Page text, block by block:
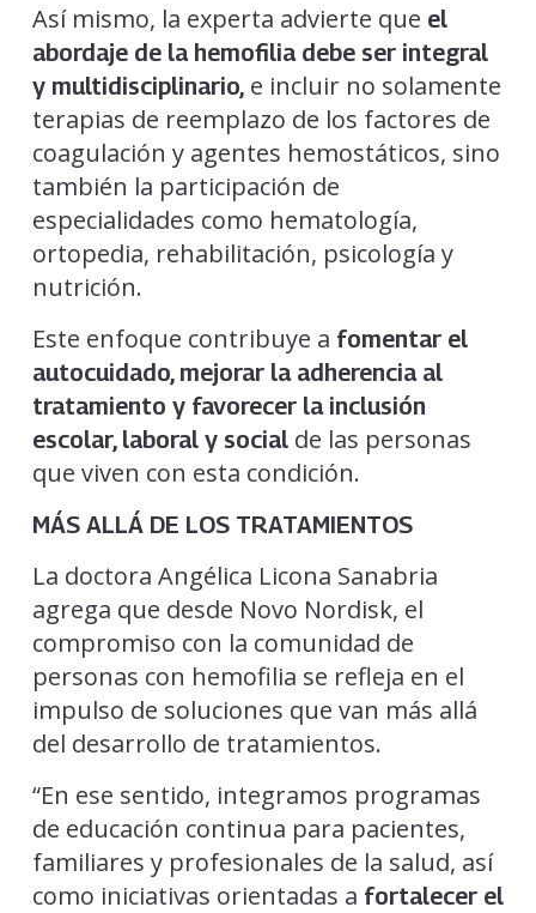
Así mismo, la experta advierte que el
abordaje de la hemofilia debe ser integral
y multidisciplinario,e incluir no solamente
terapias de reemplazo de los factores de
coagulación y agentes hemostáticos, sino
también la participación de
especialidades como hematología,
ortopedia, rehabilitación, psicología y
nutrición.
Este enfoque contribuye a fomentar el
autocuidado, mejorar la adherencia al
tratamiento y favorecer la inclusión
escolar, laboral y social de las personas
que viven con esta condición.
MÁS ALLÁ DE LOS TRATAMIENTOS
La doctora Angélica Licona Sanabria
agrega que desde Novo Nordisk, el
compromiso con la comunidad de
personas con hemofilia se refleja en el
impulso de soluciones que van más allá
del desarrollo de tratamientos.
“En ese sentido, integramos programas
de educación continua para pacientes,
familiares y profesionales de la salud, así
como iniciativas orientadas a fortalecer el